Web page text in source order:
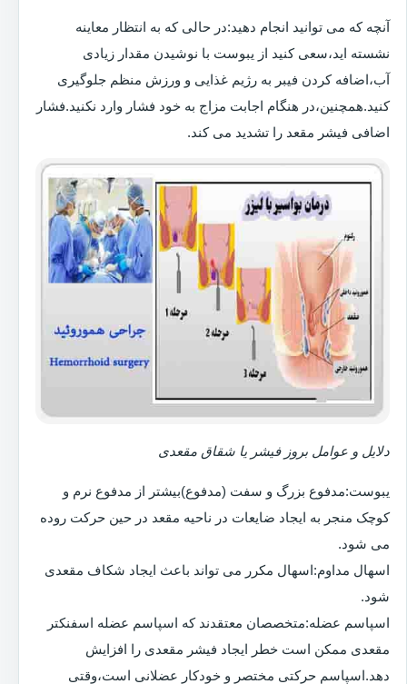
آنچه که می توانید انجام دهید:در حالی که به انتظار معاینه
نشسته اید،سعی کنید از یبوست با نوشیدن مقدار زیادی
آب،اضافه کردن فیبر به رژیم غذایی و ورزش منظم جلوگیری
کنید.همچنین،در هنگام اجابت مزاج به خود فشار وارد نکنید.فشار
اضافی فیشر مقعد را تشدید می کند.
دلایل و عوامل بروز فیشر یا شقاق مقعدی
یبوست:مدفوع بزرگ و سفت (مدفوع)بیشتر از مدفوع نرم و
کوچک منجر به ایجاد ضایعات در ناحیه مقعد در حین حرکت روده
می شود.
اسهال مداوم:اسهال مکرر می تواند باعث ایجاد شکاف مقعدی
شود.
اسپاسم عضله:متخصصان معتقدند که اسپاسم عضله اسفنکتر
مقعدی ممکن است خطر ایجاد فیشر مقعدی را افزایش
دهد.اسپاسم حرکتی مختصر و خودکار عضلانی است،وقتی